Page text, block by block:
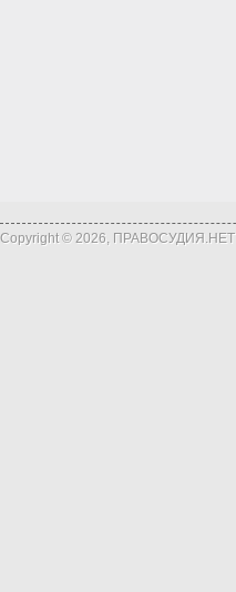
Copyright © 2026, ПРАВОСУДИЯ.НЕТ